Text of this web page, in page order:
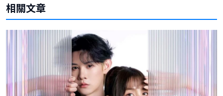
相關文章